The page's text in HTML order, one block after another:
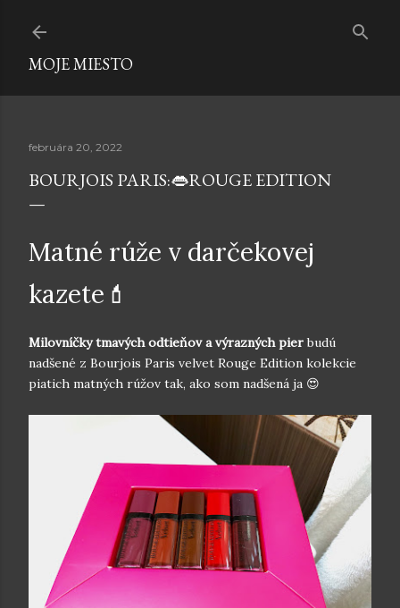
MOJE MIESTO
februára 20, 2022
BOURJOIS PARIS:👄ROUGE EDITION
Matné rúže v darčekovej
kazete💄
Milovníčky tmavých odtieňov a výrazných pierbudú
nadšené z Bourjois Paris velvet Rouge Edition kolekcie
piatich matných rúžov tak, ako som nadšená ja 😍